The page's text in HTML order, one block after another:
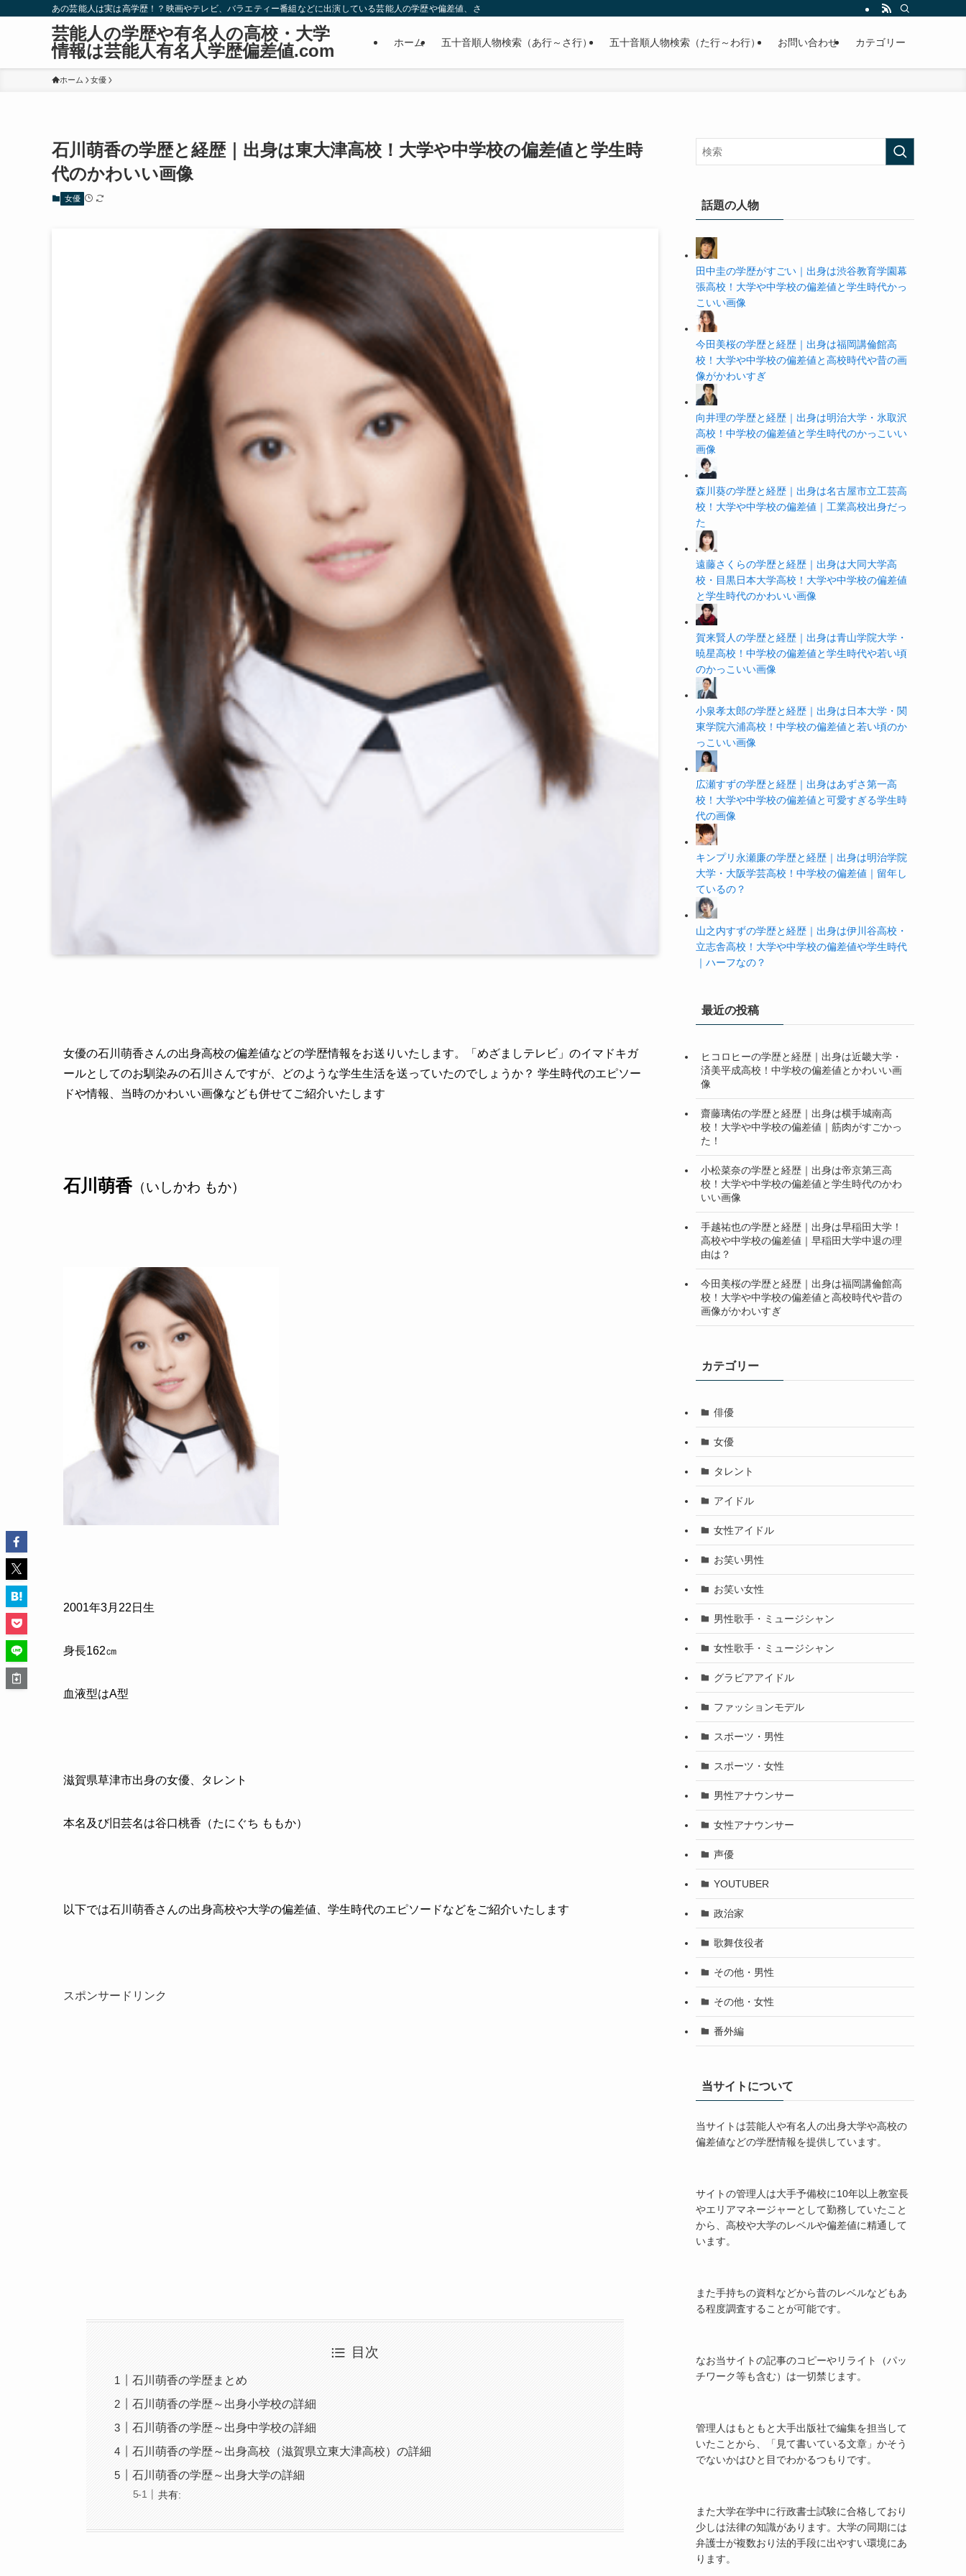
あの芸能人は実は高学歴！？映画やテレビ、バラエティー番組などに出演している芸能人の学歴や偏差値、さらに政治家やスポーツ選手などの有名人の学歴や高校・大学の偏差値まで紹介していきます。
芸能人の学歴や有名人の高校・大学
情報は芸能人有名人学歴偏差値.com
ホーム 五十音順人物検索（あ行～さ行） 五十音順人物検索（た行～わ行） お問い合わせ カテゴリー
ホーム 女優
石川萌香の学歴と経歴｜出身は東大津高校！大学や中学校の偏差値と学生時
代のかわいい画像
女優
女優の石川萌香さんの出身高校の偏差値などの学歴情報をお送りいたします。「めざましテレビ」のイマドキガ
ールとしてのお馴染みの石川さんですが、どのような学生生活を送っていたのでしょうか？ 学生時代のエピソー
ドや情報、当時のかわいい画像なども併せてご紹介いたします
石川萌香（いしかわ もか）
2001年3月22日生
身長162㎝
血液型はA型
滋賀県草津市出身の女優、タレント
本名及び旧芸名は谷口桃香（たにぐち ももか）
以下では石川萌香さんの出身高校や大学の偏差値、学生時代のエピソードなどをご紹介いたします
スポンサードリンク
目次
石川萌香の学歴まとめ
石川萌香の学歴～出身小学校の詳細
石川萌香の学歴～出身中学校の詳細
石川萌香の学歴～出身高校（滋賀県立東大津高校）の詳細
石川萌香の学歴～出身大学の詳細
共有:
話題の人物
田中圭の学歴がすごい｜出身は渋谷教育学園幕
張高校！大学や中学校の偏差値と学生時代かっ
こいい画像
今田美桜の学歴と経歴｜出身は福岡講倫館高
校！大学や中学校の偏差値と高校時代や昔の画
像がかわいすぎ
向井理の学歴と経歴｜出身は明治大学・氷取沢
高校！中学校の偏差値と学生時代のかっこいい
画像
森川葵の学歴と経歴｜出身は名古屋市立工芸高
校！大学や中学校の偏差値｜工業高校出身だっ
た
遠藤さくらの学歴と経歴｜出身は大同大学高
校・目黒日本大学高校！大学や中学校の偏差値
と学生時代のかわいい画像
賀来賢人の学歴と経歴｜出身は青山学院大学・
暁星高校！中学校の偏差値と学生時代や若い頃
のかっこいい画像
小泉孝太郎の学歴と経歴｜出身は日本大学・関
東学院六浦高校！中学校の偏差値と若い頃のか
っこいい画像
広瀬すずの学歴と経歴｜出身はあずさ第一高
校！大学や中学校の偏差値と可愛すぎる学生時
代の画像
キンプリ永瀬廉の学歴と経歴｜出身は明治学院
大学・大阪学芸高校！中学校の偏差値｜留年し
ているの？
山之内すずの学歴と経歴｜出身は伊川谷高校・
立志舎高校！大学や中学校の偏差値や学生時代
｜ハーフなの？
最近の投稿
ヒコロヒーの学歴と経歴｜出身は近畿大学・
済美平成高校！中学校の偏差値とかわいい画
像
齋藤璃佑の学歴と経歴｜出身は横手城南高
校！大学や中学校の偏差値｜筋肉がすごかっ
た！
小松菜奈の学歴と経歴｜出身は帝京第三高
校！大学や中学校の偏差値と学生時代のかわ
いい画像
手越祐也の学歴と経歴｜出身は早稲田大学！
高校や中学校の偏差値｜早稲田大学中退の理
由は？
今田美桜の学歴と経歴｜出身は福岡講倫館高
校！大学や中学校の偏差値と高校時代や昔の
画像がかわいすぎ
カテゴリー
俳優
女優
タレント
アイドル
女性アイドル
お笑い男性
お笑い女性
男性歌手・ミュージシャン
女性歌手・ミュージシャン
グラビアアイドル
ファッションモデル
スポーツ・男性
スポーツ・女性
男性アナウンサー
女性アナウンサー
声優
YOUTUBER
政治家
歌舞伎役者
その他・男性
その他・女性
番外編
当サイトについて
当サイトは芸能人や有名人の出身大学や高校の
偏差値などの学歴情報を提供しています。
サイトの管理人は大手予備校に10年以上教室長
やエリアマネージャーとして勤務していたこと
から、高校や大学のレベルや偏差値に精通して
います。
また手持ちの資料などから昔のレベルなどもあ
る程度調査することが可能です。
なお当サイトの記事のコピーやリライト（パッ
チワーク等も含む）は一切禁じます。
管理人はもともと大手出版社で編集を担当して
いたことから、「見て書いている文章」かそう
でないかはひと目でわかるつもりです。
また大学在学中に行政書士試験に合格しており
少しは法律の知識があります。大学の同期には
弁護士が複数おり法的手段に出やすい環境にあ
ります。